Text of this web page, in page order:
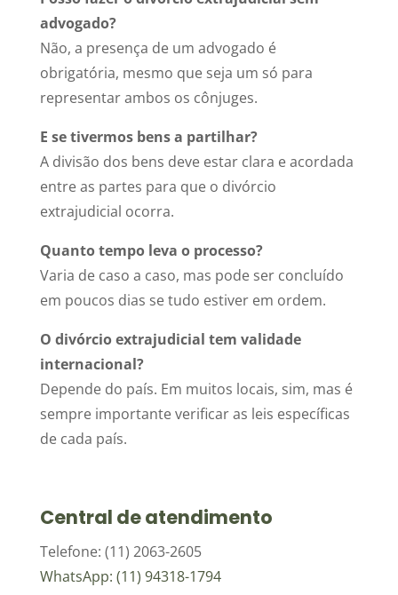
advogado?
Não, a presença de um advogado é
obrigatória, mesmo que seja um só para
representar ambos os cônjuges.
E se tivermos bens a partilhar?
A divisão dos bens deve estar clara e acordada
entre as partes para que o divórcio
extrajudicial ocorra.
Quanto tempo leva o processo?
Varia de caso a caso, mas pode ser concluído
em poucos dias se tudo estiver em ordem.
O divórcio extrajudicial tem validade
internacional?
Depende do país. Em muitos locais, sim, mas é
sempre importante verificar as leis específicas
de cada país.
Central de atendimento
Telefone: (11) 2063-2605
WhatsApp: (11) 94318-1794